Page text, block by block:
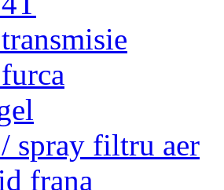
spray filtru aer
frana